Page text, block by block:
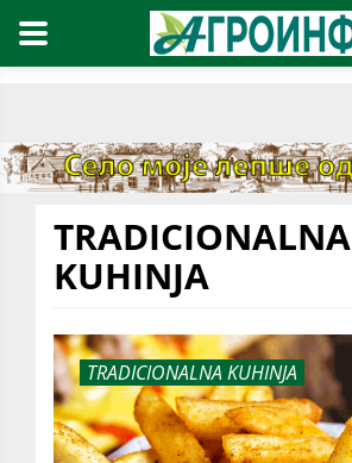
TRADICIONALNA
KUHINJA
TRADICIONALNA KUHINJA